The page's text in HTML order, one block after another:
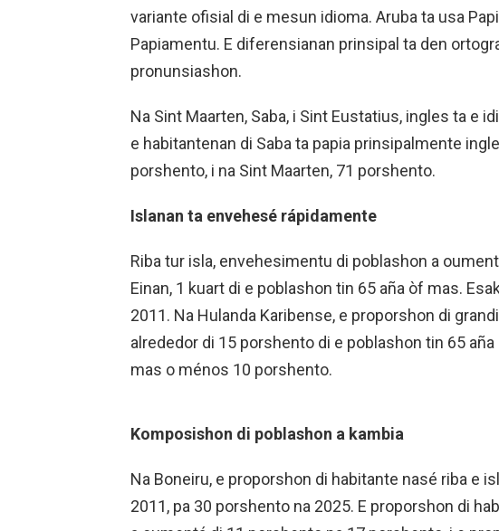
variante ofisial di e mesun idioma. Aruba ta usa
Papiamentu. E diferensianan prinsipal ta den
pronunsiashon.
Na Sint Maarten, Saba, i Sint Eustatius, ingles ta e
e habitantenan di Saba ta papia prinsipalmente
porshento, i na Sint Maarten, 71 porshento.
Islanan ta envehesé rápidamente
Riba tur isla, envehesimentu di poblashon a
Einan, 1 kuart di e poblashon tin 65 aña òf mas.
2011. Na Hulanda Karibense, e proporshon di
alrededor di 15 porshento di e poblashon tin 65
mas o ménos 10 porshento.
Komposishon di poblashon a kambia
Na Boneiru, e proporshon di habitante nasé riba e
2011, pa 30 porshento na 2025. E proporshon di